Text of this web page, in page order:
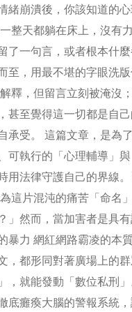
緒崩潰後，你該知道的
整天都躺在床上，沒有
了一句言，或者根本什
至，用最不堪的字眼洗
釋，但留言立刻被淹沒
甚至覺得這一切都是自
承受。 這篇文章，是為
可執行的「心理輔導」
用法律守護自己的界
這片混沌的痛苦「命名
」然而，當加害者是具
暴力 網紅網路霸凌的本
，都形同對著廣場上的
，就能發動「數位私刑
底癱瘓大腦的警報系統